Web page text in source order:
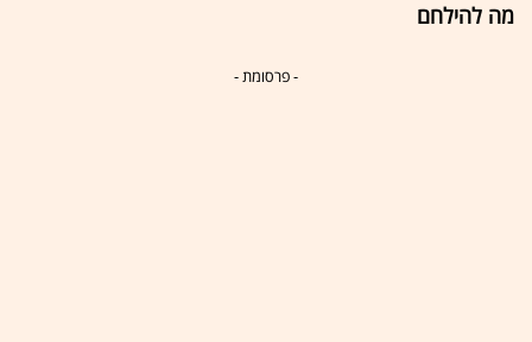
מה להילחם
- פרסומת -